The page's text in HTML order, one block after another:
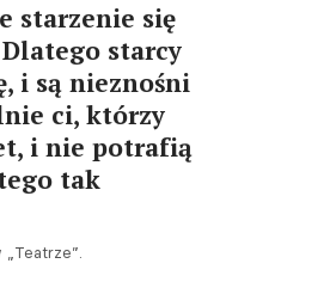
Wajdy od
starzenie się
starcy
i są nieznośni
ci, którzy
i nie potrafią
tak